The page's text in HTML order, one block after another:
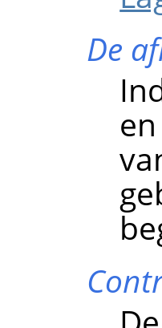
De